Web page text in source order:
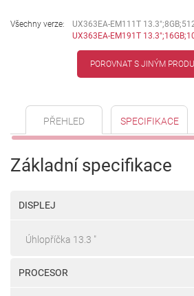
Všechny verze:
UX363EA-EM111T
UX363EA-EM191T
POROVNAT S JINÝM
PŘEHLED SPECIFIKACE
Základní specifikace
DISPLEJ
Úhlopříčka 13.3 "
PROCESOR